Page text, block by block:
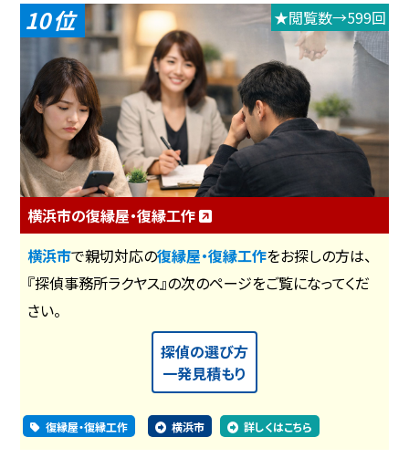
10 ★閲覧数→599回
横浜市の復縁屋・復縁工作
横浜市で親切対応の復縁屋・復縁工作をお探しの方は、
『探偵事務所ラクヤス』の次のページをご覧になってくだ
さい。
探偵の選び方
一発見積もり
復縁屋・復縁工作 横浜市 詳しくはこちら